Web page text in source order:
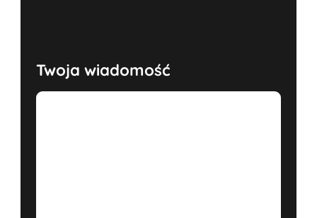
Twoja wiadomość